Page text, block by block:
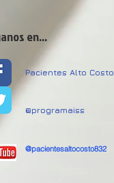
en...
Pacientes Alto Costo
@programaiss
@pacientesaltocosto832